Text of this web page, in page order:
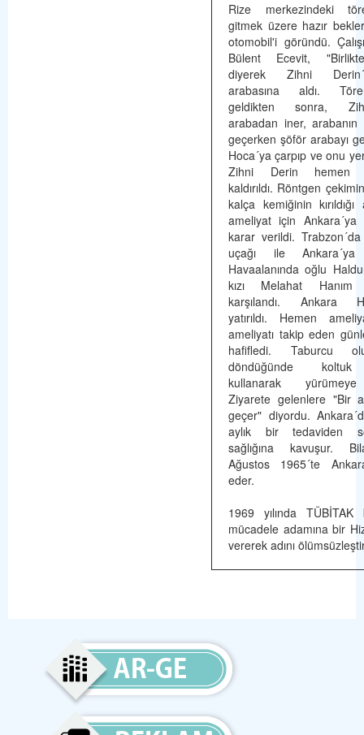
Rize merkezindeki
gitmek üzere hazır
otomobil'i göründü.
Bülent Ecevit,
diyerek Zihni
arabasına aldı.
geldikten sonra,
arabadan iner, arabanın
geçerken şöför arabayı
Hoca´ya çarpıp ve onu
Zihni Derin hemen
kaldırıldı. Röntgen
kalça kemiğinin kırıldığı
ameliyat için Ankara´ya
karar verildi.
uçağı ile Ankara´ya
Havaalanında oğlu
kızı Melahat Hanım
karşılandı. Ankara
yatırıldı. Hemen
ameliyatı takip eden
hafifledi. Taburcu
döndüğünde
kullanarak
Ziyarete gelenlere "Bir
geçer" diyordu.
aylık bir tedaviden
sağlığına kavuşur.
Ağustos 1965´te
eder.
1969 yılında
mücadele adamına bir
vererek adını